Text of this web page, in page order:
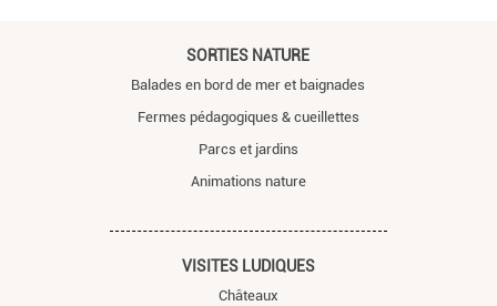
SORTIES NATURE
Balades en bord de mer et baignades
Fermes pédagogiques & cueillettes
Parcs et jardins
Animations nature
VISITES LUDIQUES
Châteaux